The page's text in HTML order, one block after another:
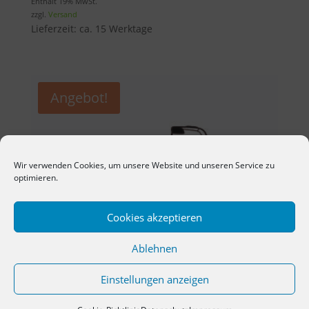
Wir verwenden Cookies, um unsere Website und unseren Service zu
optimieren.
Cookies akzeptieren
Ablehnen
Einstellungen anzeigen
war:
14,95 € 12,71 €.
zzgl. Versand
Lieferzeit: ca. 15 Werktage
Angebot!